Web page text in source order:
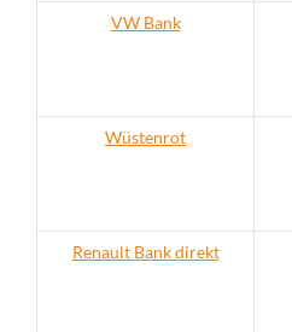
VW Bank
Wüstenrot
Renault Bank direkt